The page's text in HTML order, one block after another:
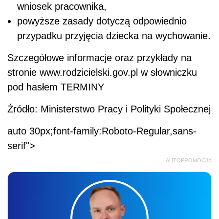
wniosek pracownika,
powyższe zasady dotyczą odpowiednio
przypadku przyjęcia dziecka na wychowanie.
Szczegółowe informacje oraz przykłady na
stronie www.rodzicielski.gov.pl w słowniczku
pod hasłem TERMINY
Źródło: Ministerstwo Pracy i Polityki Społecznej
auto 30px;font-family:Roboto-Regular,sans-
serif">
AUTOPROMOCJA